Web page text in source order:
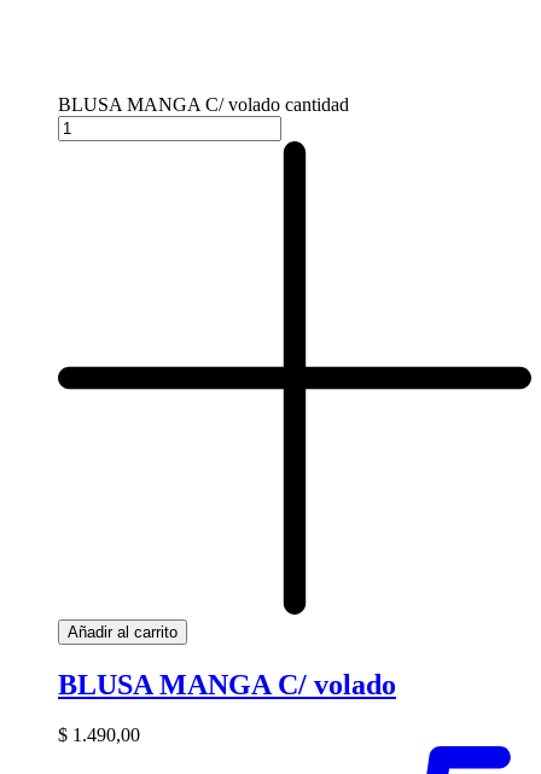
BLUSA MANGA C/ volado cantidad
Añadir al carrito
BLUSA MANGA C/ volado
$ 1.490,00